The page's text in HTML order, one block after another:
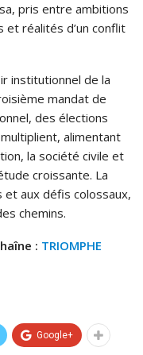
pris entre ambitions
réalités d’un conflit
institutionnel de la
mandat de
des élections
alimentant
la société civile et
croissante. La
et aux défis colossaux,
chemins.
: TRIOMPHE
Google+